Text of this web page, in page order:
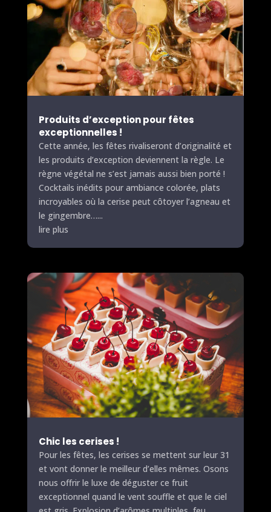
Produits d’exception pour fêtes
exceptionnelles !
Cette année, les fêtes rivaliseront d’originalité et
les produits d’exception deviennent la règle. Le
règne végétal ne s’est jamais aussi bien porté !
Cocktails inédits pour ambiance colorée, plats
incroyables où la cerise peut côtoyer l’agneau et
le gingembre…...
lire plus
Chic les cerises !
Pour les fêtes, les cerises se mettent sur leur 31
et vont donner le meilleur d’elles mêmes. Osons
nous offrir le luxe de déguster ce fruit
exceptionnel quand le vent souffle et que le ciel